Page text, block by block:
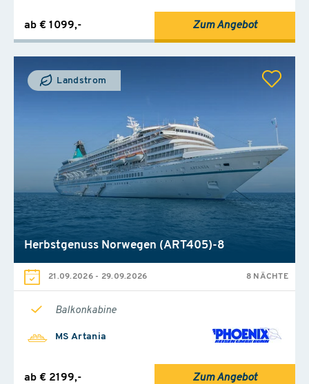
ab € 1099,- Zum Angebot
Landstrom
Herbstgenuss Norwegen (ART405)-8
21.09.2026- 29.09.2026 8 NÄCHTE
Balkonkabine
MS Artania
ab € 2199,- Zum Angebot